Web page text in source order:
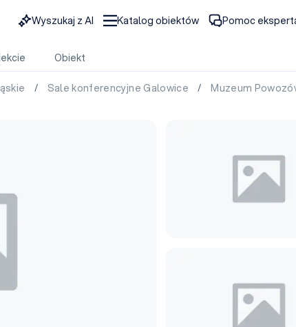
Wyszukaj z AI Katalog obiektów Pomoc
Obiekt
/ Sale konferencyjne Galowice /Muzeum